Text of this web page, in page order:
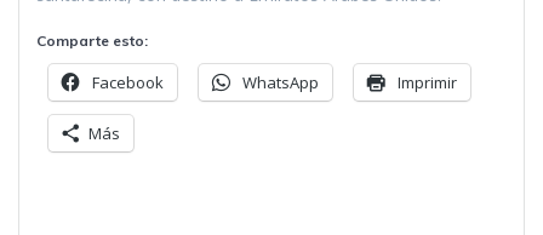
Comparte esto:
Facebook WhatsApp Imprimir
Más